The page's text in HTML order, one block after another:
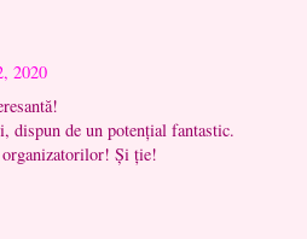
2020
dispun de un potențial fantastic.
Și ție!